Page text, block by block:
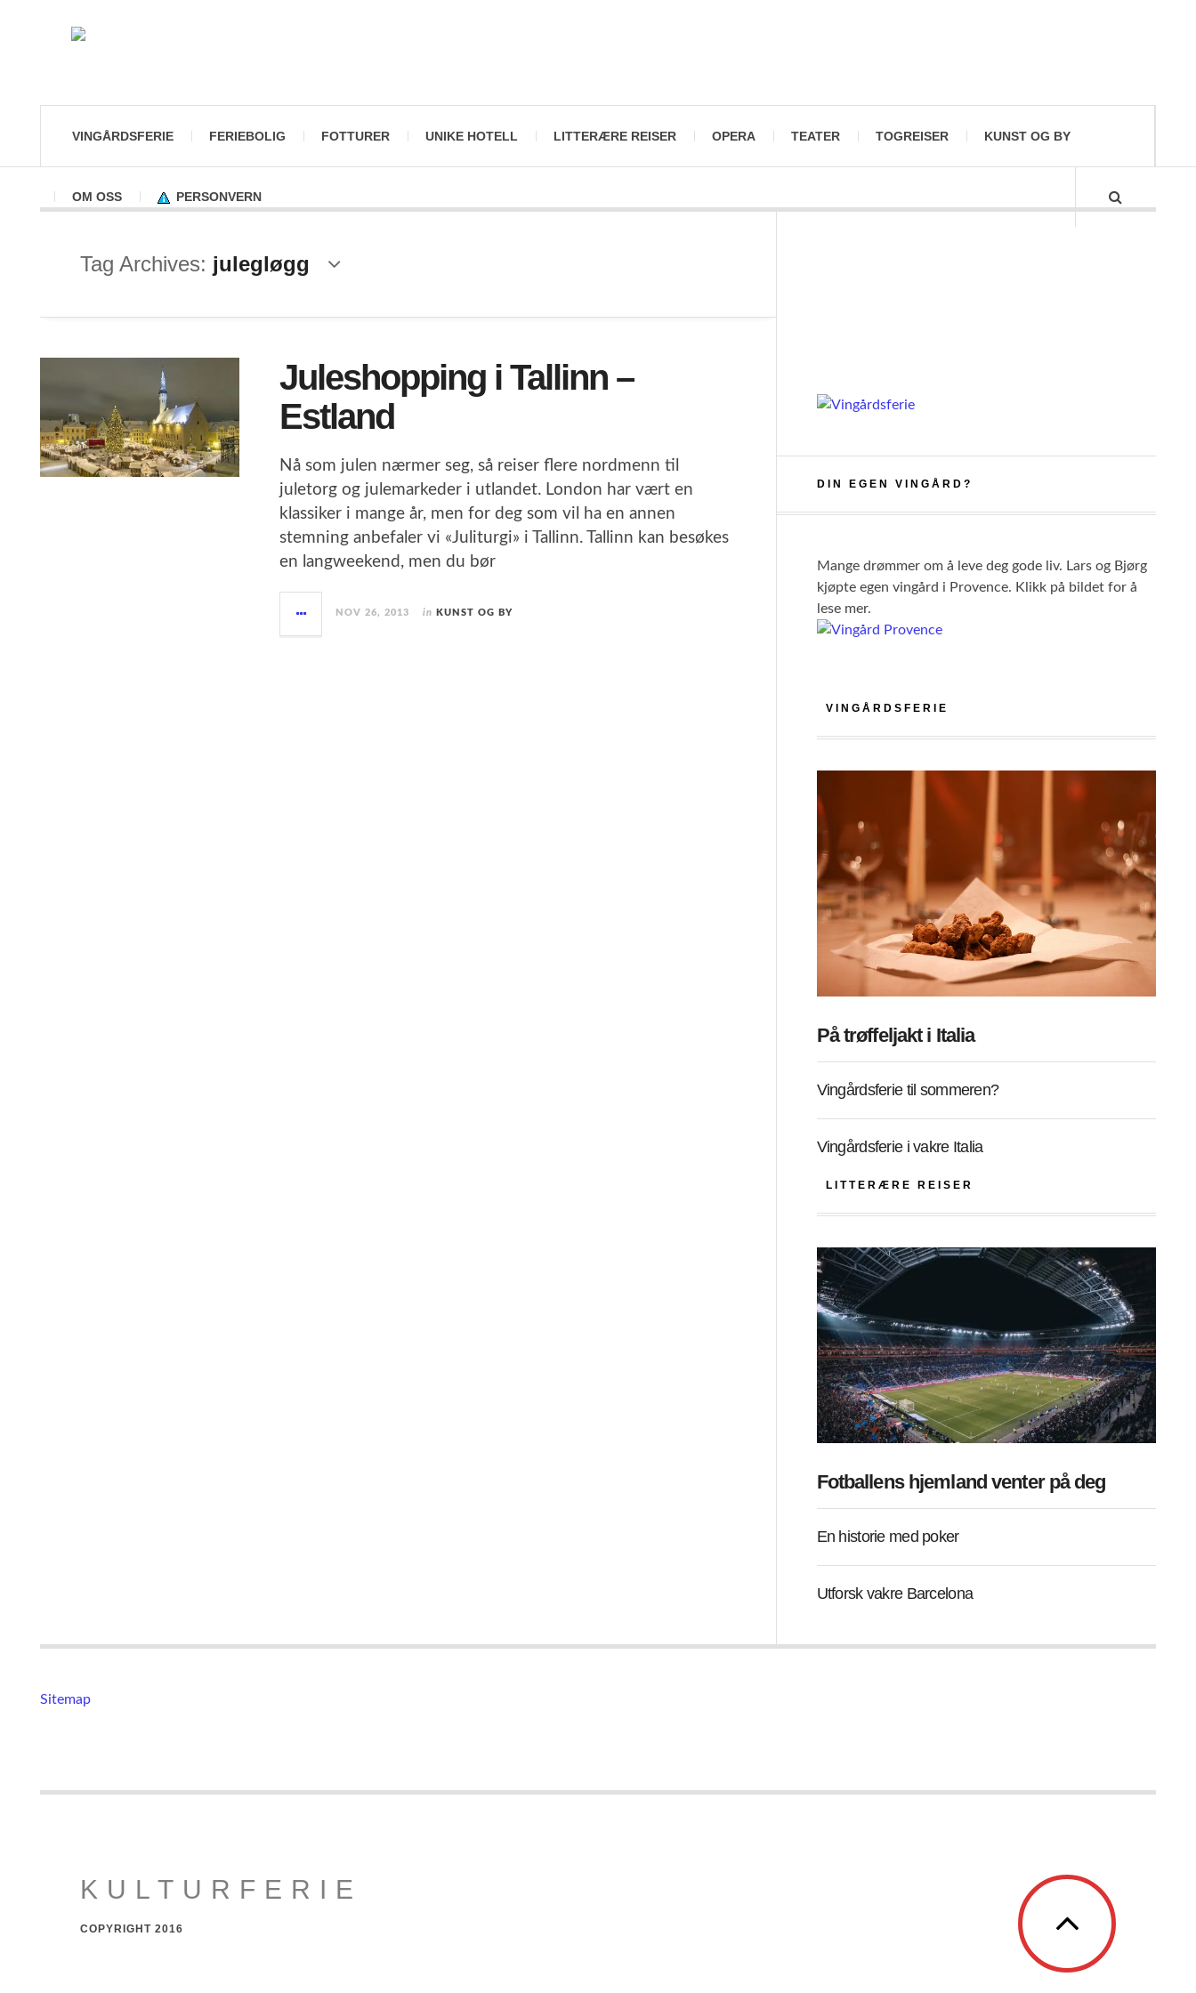
VINGÅRDSFERIE FERIEBOLIG FOTTURER UNIKE HOTELL LITTERÆRE REISER OPERA TEATER TOGREISER KUNST OG BY
OM OSS PERSONVERN
Tag Archives: julegløgg
Juleshopping i Tallinn –
Estland
Nå som julen nærmer seg, så reiser flere nordmenn til
juletorg og julemarkeder i utlandet. London har vært en
klassiker i mange år, men for deg som vil ha en annen
stemning anbefaler vi «Juliturgi» i Tallinn. Tallinn kan besøkes
en langweekend, men du bør
NOV 26, 2013 in KUNST OG BY
DIN EGEN VINGÅRD?
Mange drømmer om å leve deg gode liv. Lars og Bjørg
kjøpte egen vingård i Provence. Klikk på bildet for å
lese mer.
VINGÅRDSFERIE
På trøffeljakt i Italia
Vingårdsferie til sommeren?
Vingårdsferie i vakre Italia
LITTERÆRE REISER
Fotballens hjemland venter på deg
En historie med poker
Utforsk vakre Barcelona
Sitemap
KULTURFERIE
COPYRIGHT 2016